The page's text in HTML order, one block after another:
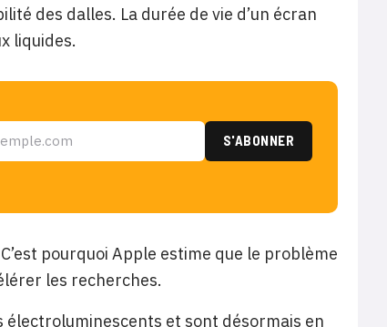
des dalles. La durée de vie d’un écran
liquides.
pourquoi Apple estime que le problème
les recherches.
électroluminescents et sont désormais en